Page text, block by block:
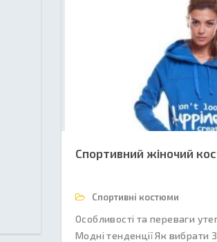
Спортивний жіночий
Спортивні костюми
Особливості та переваги
Модні тенденції Як вибрати